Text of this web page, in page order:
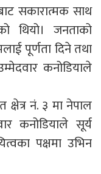
सकारात्मक साथ
थियो। जनताको
पूर्णता दिने तथा
कनोडियाले
क्षेत्र नं. ३ मा नेपाल
कनोडियाले सूर्य
पक्षमा उभिन